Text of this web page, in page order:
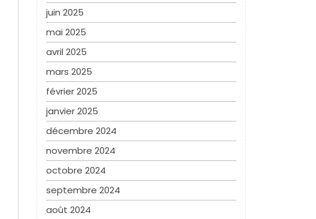
juin 2025
mai 2025
avril 2025
mars 2025
février 2025
janvier 2025
décembre 2024
novembre 2024
octobre 2024
septembre 2024
août 2024